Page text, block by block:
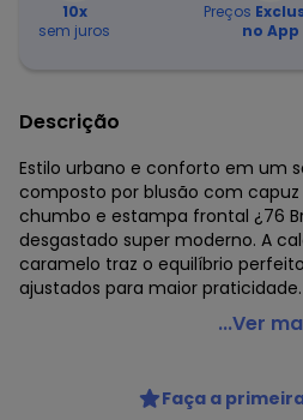
10x
sem juros
Preços
no App
Descrição
Estilo urbano e conforto em um
composto por blusão com
chumbo e estampa frontal ¿76
desgastado super moderno. A
caramelo traz o equilíbrio
ajustados para maior praticidade.
Pulla Bulla - Conjunto Primeiros
Código do produto: 7945801
Comprimento da Manga: Longa
...Ver
Faça a